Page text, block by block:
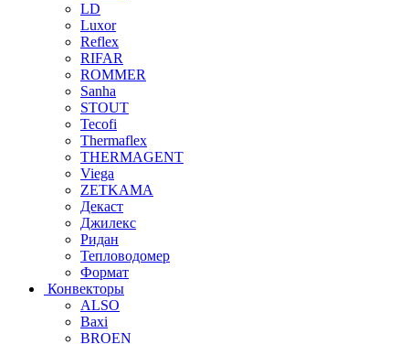
LD
Luxor
Reflex
RIFAR
ROMMER
Sanha
STOUT
Tecofi
Thermaflex
THERMAGENT
Viega
ZETKAMA
Декаст
Джилекс
Ридан
Тепловодомер
Формат
Конвекторы
ALSO
Baxi
BROEN